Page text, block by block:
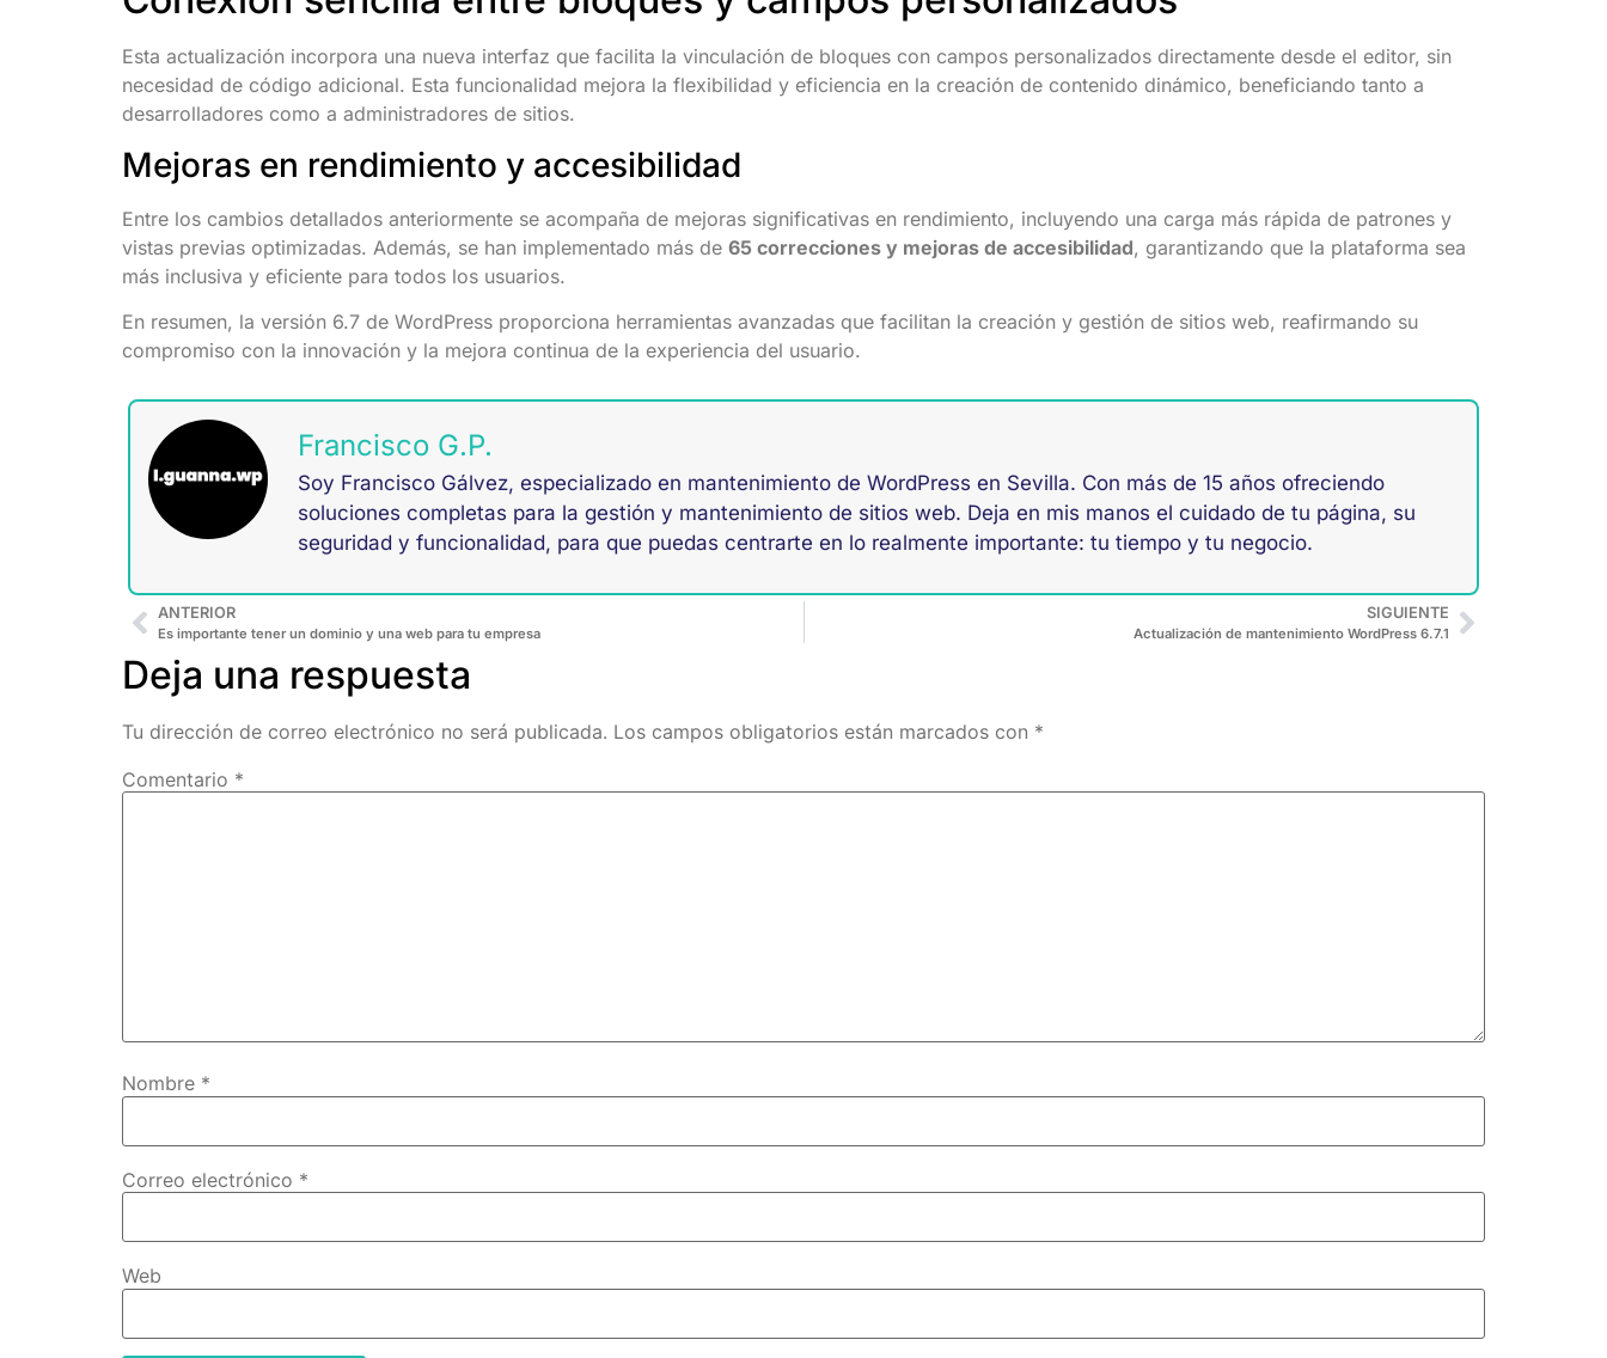
Esta actualización incorpora una nueva interfaz que facilita la vinculación de bloques con campos personalizados directamente desde el editor, sin
necesidad de código adicional. Esta funcionalidad mejora la flexibilidad y eficiencia en la creación de contenido dinámico, beneficiando tanto a
desarrolladores como a administradores de sitios.
Mejoras en rendimiento y accesibilidad
Entre los cambios detallados anteriormente se acompaña de mejoras significativas en rendimiento, incluyendo una carga más rápida de patrones y
vistas previas optimizadas. Además, se han implementado más de 65 correcciones y mejoras de accesibilidad, garantizando que la plataforma sea
más inclusiva y eficiente para todos los usuarios.
En resumen, la versión 6.7 de WordPress proporciona herramientas avanzadas que facilitan la creación y gestión de sitios web, reafirmando su
compromiso con la innovación y la mejora continua de la experiencia del usuario.
Francisco G.P.
Soy Francisco Gálvez, especializado en mantenimiento de WordPress en Sevilla. Con más de 15 años ofreciendo
soluciones completas para la gestión y mantenimiento de sitios web. Deja en mis manos el cuidado de tu página, su
seguridad y funcionalidad, para que puedas centrarte en lo realmente importante: tu tiempo y tu negocio.
ANTERIOR
Es importante tener un dominio y una web para tu empresa
SIGUIENTE
Actualización de mantenimiento WordPress 6.7.1
Deja una respuesta
Tu dirección de correo electrónico no será publicada. Los campos obligatorios están marcados con *
Comentario *
Nombre *
Correo electrónico *
Web